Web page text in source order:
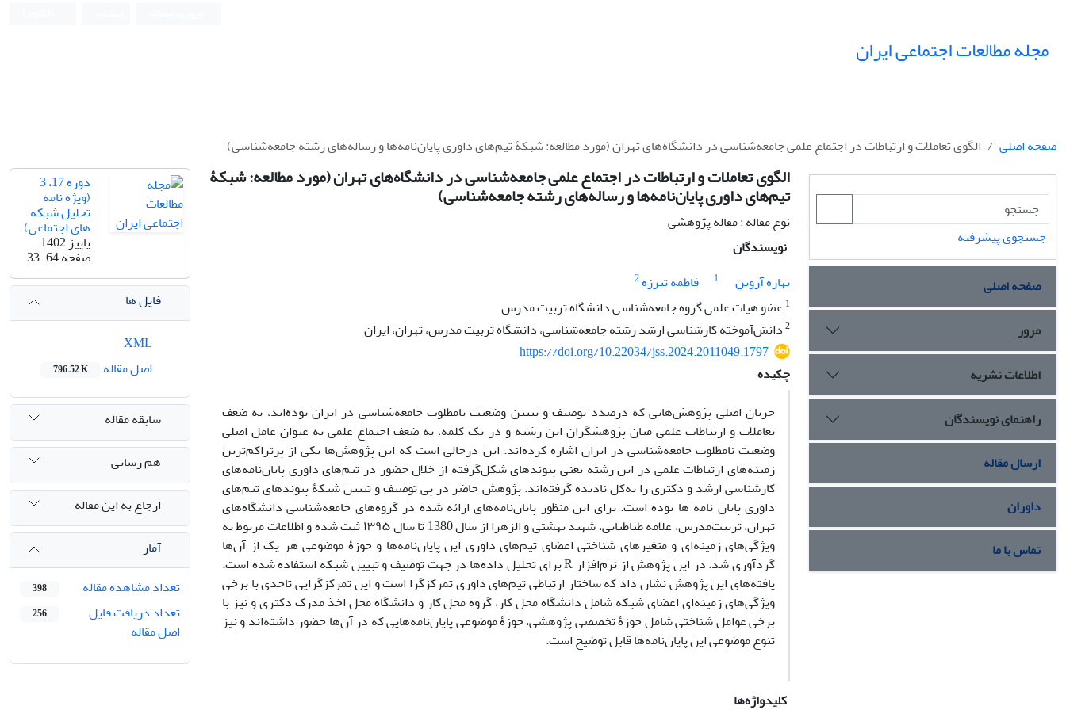
مجله مطالعات اجتماعی ایران
صفحه اصلی الگوی تعاملات و ارتباطات در اجتماع علمی جامعه‌شناسی در دانشگاه‌های تهران (مورد مطالعه: شبکۀ تیم‌های داوری پایان‌نامه‌ها و رساله‌های رشته جامعه‌شناسی)
الگوی تعاملات و ارتباطات در اجتماع علمی جامعه‌شناسی در دانشگاه‌های تهران (مورد مطالعه: شبکۀ
تیم‌های داوری پایان‌نامه‌ها و رساله‌های رشته جامعه‌شناسی)
نوع مقاله : مقاله پژوهشی
نویسندگان
بهاره آروین
1 فاطمه تبرزه2
1 عضو هیات علمی گروه جامعه‌شناسی دانشگاه تربیت مدرس
2دانش‌آموخته کارشناسی ارشد رشته جامعه‌شناسی، دانشگاه تربیت مدرس، تهران، ایران
https://doi.org/10.22034/jss.2024.2011049.1797
چکیده
جریان اصلی پژوهش‌هایی که درصدد توصیف و تببین وضعیت نامطلوب جامعه‌شناسی در ایران بوده‌اند، به ضعف
تعاملات و ارتباطات علمی میان پژوهشگران این رشته و در یک کلمه، به ضعف اجتماع علمی به عنوان عامل اصلی
وضعیت نامطلوب جامعه‌شناسی در ایران اشاره‌ کرده‌اند. این درحالی است که این پژوهش‌ها یکی از پرتراکم‌ترین
زمینه‌های ارتباطات علمی در این رشته یعنی پیوندهای شکل‌گرفته از خلال حضور در تیم‌های داوری پایان‌نامه‌های
کارشناسی ارشد و دکتری را به‌کل نادیده‌ گرفته‌اند. پژوهش حاضر در پی توصیف و تبیین شبکۀ پیوندهای تیم‌های
داوری پایان نامه ها بوده است. برای این منظور پایان‌نامه‌های ارائه شده در گروه‌های جامعه‌شناسی دانشگاه‌های
تهران، تربیت‌مدرس، علامه طباطبایی، شهید بهشتی و الزهرا از سال 1380 تا سال ۱۳۹۵ ثبت شده و اطلاعات مربوط به
ویژگی‌های زمینه‌ای و متغیرهای شناختی اعضای تیم‌های داوری‌ این پایان‌نامه‌ها و حوزۀ موضوعی هر یک از آن‌ها
گردآوری شد. در این پژوهش از نرم‌افزار R برای تحلیل داده‌ها در جهت توصیف و تبیین شبکه استفاده شده است.
یافته‌های این پژوهش نشان داد که ساختار ارتباطی تیم‌های داوری تمرکزگرا است و این تمرکزگرایی تاحدی با برخی
ویژگی‌های زمینه‌ای اعضای شبکه شامل دانشگاه محل کار، گروه محل کار و دانشگاه محل اخذ مدرک دکتری و نیز با
برخی عوامل شناختی شامل حوزۀ تخصصی پژوهشی‌، حوزۀ موضوعی پایان‌نامه‌هایی که در آن‌ها حضور داشته‌اند و نیز
تنوع موضوعی این پایان‌نامه‌ها قابل توضیح است.
کلیدواژه‌ها
دوره 17، 3
(ویژه نامه
تحلیل شبکه
های اجتماعی)
پاییز 1402
صفحه33-64
فایل ها
اصل مقاله
796.52 K
سابقه مقاله
هم رسانی
ارجاع به این مقاله
آمار
تعداد مشاهده مقاله
398
تعداد دریافت فایل
اصل مقاله
256
جستجوی پیشرفته
صفحه اصلی
مرور
اطلاعات نشریه
راهنمای نویسندگان
ارسال مقاله
داوران
تماس با ما